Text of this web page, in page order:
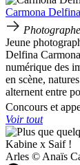
Carmona Delfina
Photographe
Jeune
Delfina
numérique des
en scène,
alternent entre
Concours et
Voir tout
Arles © Anaïs